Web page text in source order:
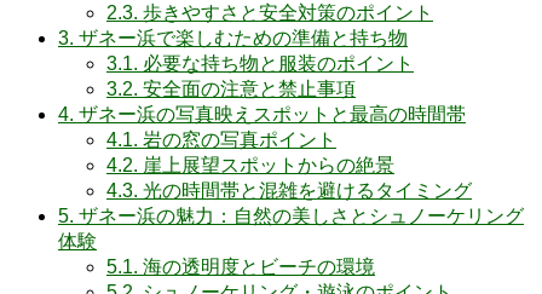
2.3. 歩きやすさと安全対策のポイント
3. ザネー浜で楽しむための準備と持ち物
3.1. 必要な持ち物と服装のポイント
3.2. 安全面の注意と禁止事項
4. ザネー浜の写真映えスポットと最高の時間帯
4.1. 岩の窓の写真ポイント
4.2. 崖上展望スポットからの絶景
4.3. 光の時間帯と混雑を避けるタイミング
5. ザネー浜の魅力：自然の美しさとシュノーケリング
体験
5.1. 海の透明度とビーチの環境